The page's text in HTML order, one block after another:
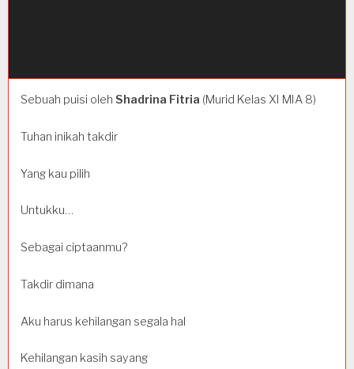
Sebuah puisi oleh Shadrina Fitria (Murid Kelas XI MIA 8)
Tuhan inikah takdir
Yang kau pilih
Untukku…
Sebagai ciptaanmu?
Takdir dimana
Aku harus kehilangan segala hal
Kehilangan kasih sayang